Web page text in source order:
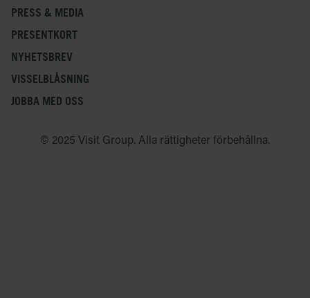
PRESS & MEDIA
PRESENTKORT
NYHETSBREV
VISSELBLÅSNING
JOBBA MED OSS
© 2025 Visit Group. Alla rättigheter förbehållna.